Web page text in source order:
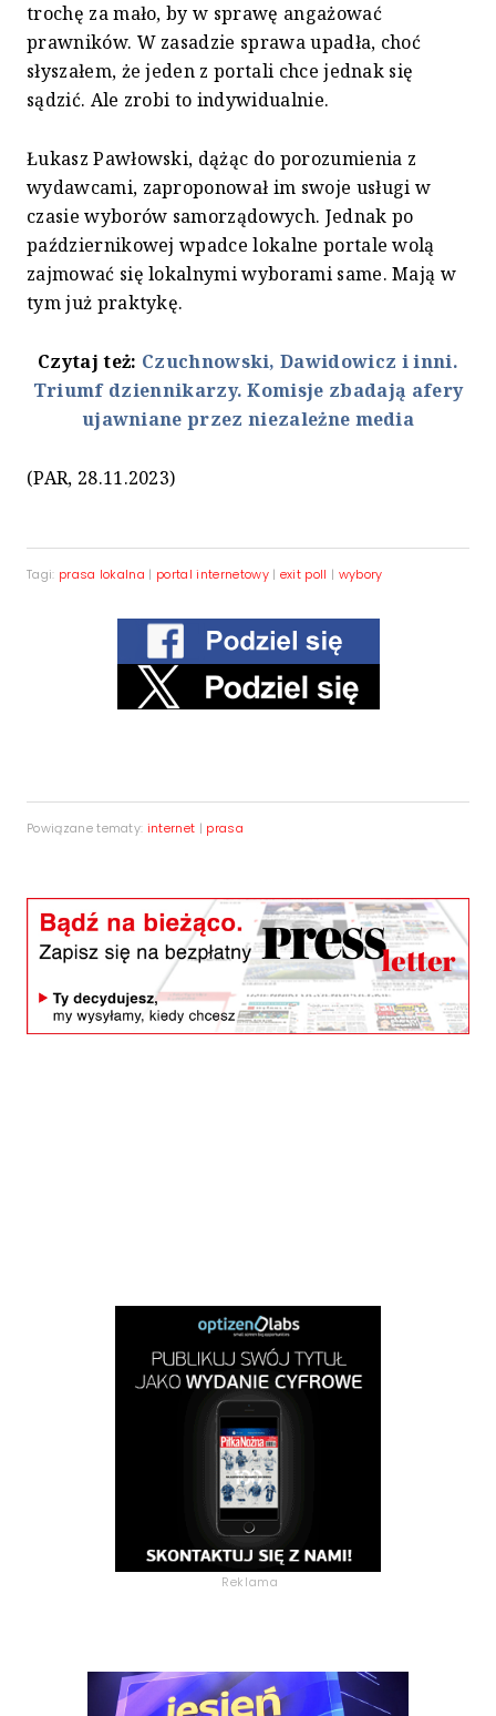
trochę za mało, by w sprawę angażować
prawników. W zasadzie sprawa upadła, choć
słyszałem, że jeden z portali chce jednak się
sądzić. Ale zrobi to indywidualnie.
Łukasz Pawłowski, dążąc do porozumienia z
wydawcami, zaproponował im swoje usługi w
czasie wyborów samorządowych. Jednak po
październikowej wpadce lokalne portale wolą
zajmować się lokalnymi wyborami same. Mają w
tym już praktykę.
Czytaj też: Czuchnowski, Dawidowicz i inni.
Triumf dziennikarzy. Komisje zbadają afery
ujawniane przez niezależne media
(PAR, 28.11.2023)
Tagi: prasa lokalna | portal internetowy| exit poll | wybory
Powiązane tematy: internet | prasa
Reklama